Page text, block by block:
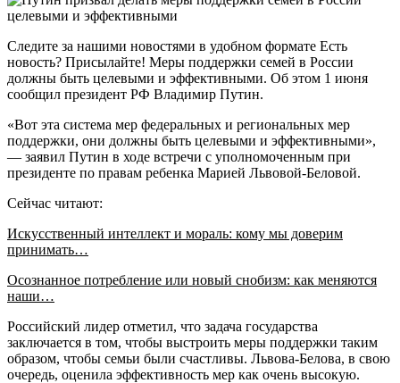
Следите за нашими новостями в удобном формате Есть
новость? Присылайте! Меры поддержки семей в России
должны быть целевыми и эффективными. Об этом 1 июня
сообщил президент РФ Владимир Путин.
«Вот эта система мер федеральных и региональных мер
поддержки, они должны быть целевыми и эффективными»,
— заявил Путин в ходе встречи с уполномоченным при
президенте по правам ребенка Марией Львовой-Беловой.
Сейчас читают:
Искусственный интеллект и мораль: кому мы доверим
принимать…
Осознанное потребление или новый снобизм: как меняются
наши…
Российский лидер отметил, что задача государства
заключается в том, чтобы выстроить меры поддержки таким
образом, чтобы семьи были счастливы. Львова-Белова, в свою
очередь, оценила эффективность мер как очень высокую.